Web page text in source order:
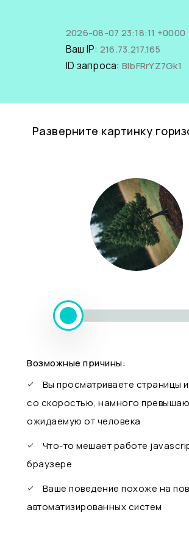
2026-08-07 23:18:11 +0000
Ваш IP: 216.73.217.165
ID запроса: BIbFRrYZ7Gk1
Разверните картинку
Возможные причины:
Вы просматриваете страницы и
со скоростью, намного
ожидаемую от человека
Что-то мешает работе
браузере
Ваше поведение похоже на
автоматизированных систем